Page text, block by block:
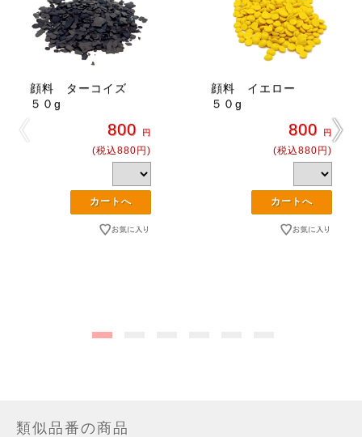
顔料 ターコイズ
５０g
800 円
(税込880円)
顔料 イエロー
５０g
800 円
(税込880円)
類似品番の商品